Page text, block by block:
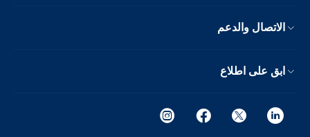
الاتصال والدعم
ابق على اطلاع